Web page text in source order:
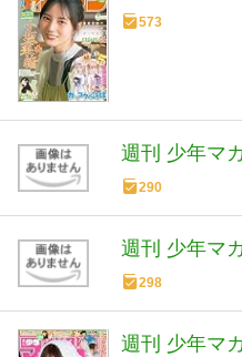
573
週刊 少年マ
290
週刊 少年マ
298
週刊 少年マ